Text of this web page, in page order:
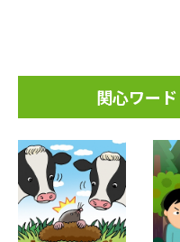
関心ワー